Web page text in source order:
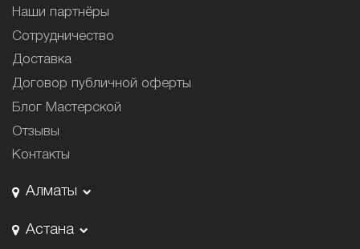
Наши партнёры
Сотрудничество
Доставка
Договор публичной оферты
Блог Мастерской
Отзывы
Контакты
Алматы
Астана